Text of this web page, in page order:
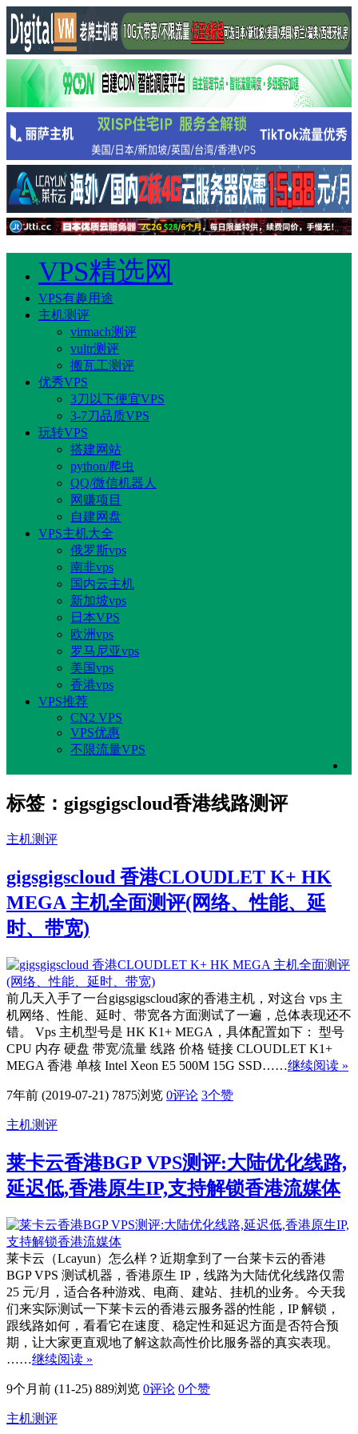
VPS精选网
VPS有趣用途
主机测评
virmach测评
vultr测评
搬瓦工测评
优秀VPS
3刀以下便宜VPS
3-7刀品质VPS
玩转VPS
搭建网站
python/爬虫
QQ/微信机器人
网赚项目
自建网盘
VPS主机大全
俄罗斯vps
南非vps
国内云主机
新加坡vps
日本VPS
欧洲vps
罗马尼亚vps
美国vps
香港vps
VPS推荐
CN2 VPS
VPS优惠
不限流量VPS
标签：gigsgigscloud香港线路测评
主机测评
gigsgigscloud 香港CLOUDLET K+ HK
MEGA 主机全面测评(网络、性能、延
时、带宽)
前几天入手了一台gigsgigscloud家的香港主机，对这台 vps 主
机网络、性能、延时、带宽各方面测试了一遍，总体表现还不
错。 Vps 主机型号是 HK K1+ MEGA，具体配置如下： 型号
CPU 内存 硬盘 带宽/流量 线路 价格 链接 CLOUDLET K1+
MEGA 香港 单核 Intel Xeon E5 500M 15G SSD……继续阅读 »
7年前 (2019-07-21) 7875浏览 0评论 3个赞
主机测评
莱卡云香港BGP VPS测评:大陆优化线路,
延迟低,香港原生IP,支持解锁香港流媒体
莱卡云（Lcayun）怎么样？近期拿到了一台莱卡云的香港
BGP VPS 测试机器，香港原生 IP，线路为大陆优化线路仅需
25 元/月，适合各种游戏、电商、建站、挂机的业务。今天我
们来实际测试一下莱卡云的香港云服务器的性能，IP 解锁，
跟线路如何，看看它在速度、稳定性和延迟方面是否符合预
期，让大家更直观地了解这款高性价比服务器的真实表现。
……继续阅读 »
9个月前 (11-25) 889浏览 0评论 0个赞
主机测评